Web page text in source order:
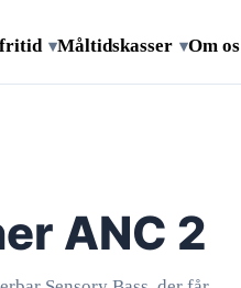
▾Måltidskasser ▾Om os
ANC 2